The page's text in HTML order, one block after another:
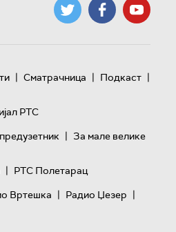
| Сматрачница | Подкаст |
РТС
| За мале велике
| РТС Полетарац
Вртешка | Радио Џезер |